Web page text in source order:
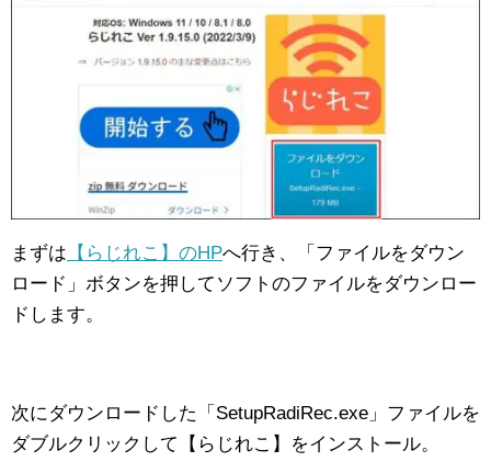
まずは 【らじれこ】のHPへ行き、「ファイルをダウン
ロード」ボタンを押してソフトのファイルをダウンロー
ドします。
次にダウンロードした「SetupRadiRec.exe」ファイルを
ダブルクリックして【らじれこ】をインストール。